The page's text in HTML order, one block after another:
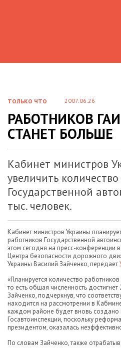
ТОЛЬКО ЧТО 2007.06.26
РАБОТНИКОВ
СТАНЕТ БОЛЬШЕ
Кабинет министров
увеличить
Государственной
тыс. человек.
Кабинет министров Украины
работников Государственной
этом сегодня на пресс-конференции
Центра безопасности дорожного
Украины Василий Зайченко, передает
«Планируется количество
то есть общая численность достигнет
Зайченко, подчеркнув, что
находится на рассмотрении в
каждом районе будет вновь
Госавтоинспекции, поскольку
президентом, оказалась
По словам Зайченко, также